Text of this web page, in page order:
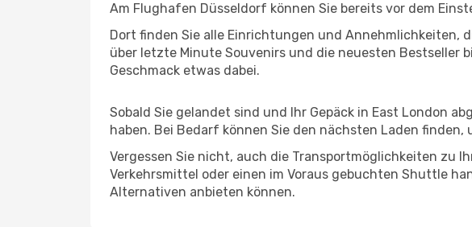
Am Flughafen Düsseldorf können Sie bereits vor dem
Dort finden Sie alle Einrichtungen und Annehmlichkeiten,
über letzte Minute Souvenirs und die neuesten Bestseller
Geschmack etwas dabei.
Sobald Sie gelandet sind und Ihr Gepäck in East London
haben. Bei Bedarf können Sie den nächsten Laden
Vergessen Sie nicht, auch die Transportmöglichkeiten zu
Verkehrsmittel oder einen im Voraus gebuchten Shuttle
Alternativen anbieten können.